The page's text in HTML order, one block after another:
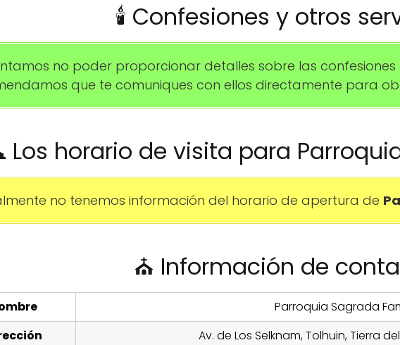
🕯️ Confesiones y otros
no poder proporcionar detalles sobre las confesiones
que te comuniques con ellos directamente para
horario de visita para
no tenemos información del horario de apertura de
⛪ Información de
Parroquia Sagrada
Av. de Los Selknam, Tolhuin, Tierra